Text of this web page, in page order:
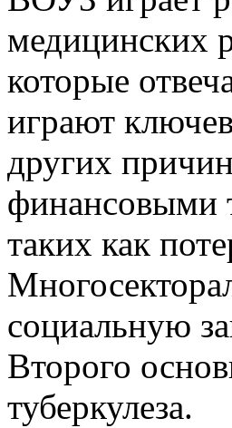
медицинских
которые
играют
других
финансовыми
таких как
социальную
Второго
туберкулеза.